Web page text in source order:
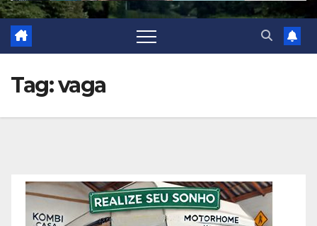
Tag:vaga